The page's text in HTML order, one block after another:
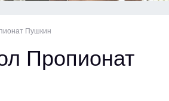
Пушкин
Пропионат